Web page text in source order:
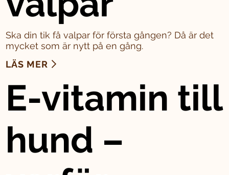
Ska din tik få valpar för första gången? Då är det
mycket som är nytt på en gång.
LÄS MER
E-vitamin till
hund –